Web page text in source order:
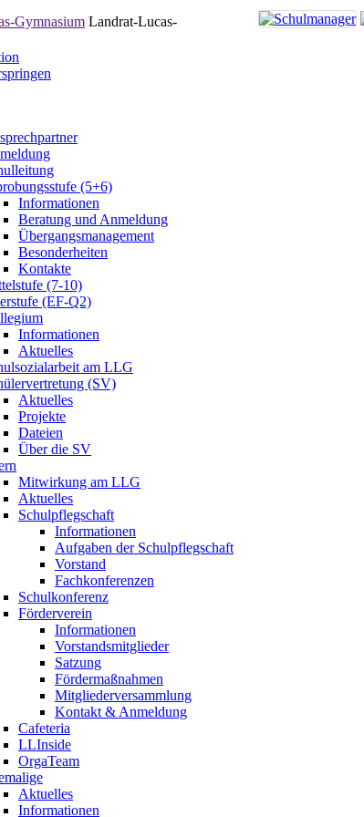
Landrat-Lucas-
(5+6)
Informationen
Beratung und Anmeldung
Übergangsmanagement
Besonderheiten
Kontakte
(7-10)
(EF-Q2)
Informationen
Aktuelles
am LLG
(SV)
Aktuelles
Projekte
Dateien
Über die SV
Mitwirkung am LLG
Aktuelles
Schulpflegschaft
Informationen
Aufgaben der Schulpflegschaft
Vorstand
Fachkonferenzen
Schulkonferenz
Förderverein
Informationen
Vorstandsmitglieder
Satzung
Fördermaßnahmen
Mitgliederversammlung
Kontakt & Anmeldung
Cafeteria
LLInside
OrgaTeam
Aktuelles
Informationen